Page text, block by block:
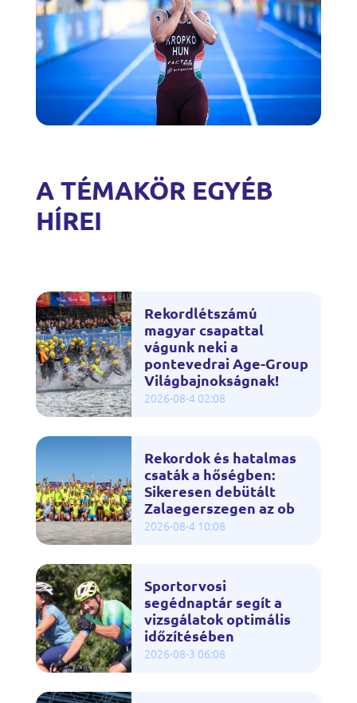
A TÉMAKÖR EGYÉB
HÍREI
Rekordlétszámú
magyar csapattal
vágunk neki a
pontevedrai Age-Group
Világbajnokságnak!
2026-08-4 02:08
Rekordok és hatalmas
csaták a hőségben:
Sikeresen debütált
Zalaegerszegen az ob
2026-08-4 10:08
Sportorvosi
segédnaptár segít a
vizsgálatok optimális
időzítésében
2026-08-3 06:08